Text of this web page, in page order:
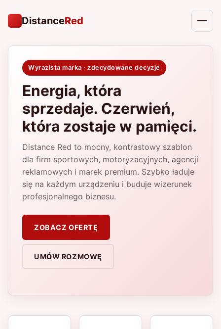
DistanceRed Menu
Wyrazista marka · zdecydowane decyzje
Energia, która
sprzedaje. Czerwień,
która zostaje w pamięci.
Distance Red to mocny, kontrastowy szablon
dla firm sportowych, motoryzacyjnych, agencji
reklamowych i marek premium. Szybko ładuje
się na każdym urządzeniu i buduje wizerunek
profesjonalnego biznesu.
ZOBACZ OFERTĘ
UMÓW ROZMOWĘ